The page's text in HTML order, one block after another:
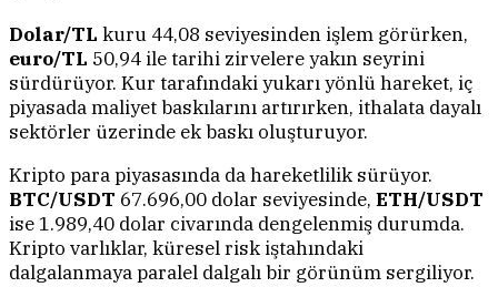
Dolar/TL kuru 44,08 seviyesinden işlem görürken,
euro/TL 50,94 ile tarihi zirvelere yakın seyrini
sürdürüyor. Kur tarafındaki yukarı yönlü hareket, iç
piyasada maliyet baskılarını artırırken, ithalata dayalı
sektörler üzerinde ek baskı oluşturuyor.
Kripto para piyasasında da hareketlilik sürüyor.
BTC/USDT 67.696,00 dolar seviyesinde, ETH/USDT
ise 1.989,40 dolar civarında dengelenmiş durumda.
Kripto varlıklar, küresel risk iştahındaki
dalgalanmaya paralel dalgalı bir görünüm sergiliyor.